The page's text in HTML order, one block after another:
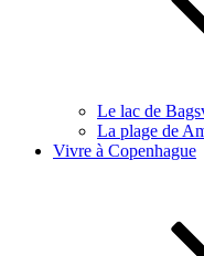
Le lac de
La plage de
Vivre à Copenhague